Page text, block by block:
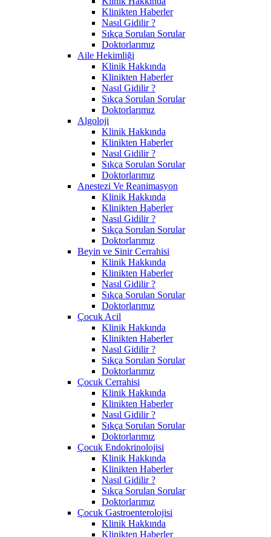
Klinikten Haberler
Nasıl Gidilir ?
Sıkça Sorulan Sorular
Doktorlarımız
Aile Hekimliği
Klinik Hakkında
Klinikten Haberler
Nasıl Gidilir ?
Sıkça Sorulan Sorular
Doktorlarımız
Algoloji
Klinik Hakkında
Klinikten Haberler
Nasıl Gidilir ?
Sıkça Sorulan Sorular
Doktorlarımız
Anestezi Ve Reanimasyon
Klinik Hakkında
Klinikten Haberler
Nasıl Gidilir ?
Sıkça Sorulan Sorular
Doktorlarımız
Beyin ve Sinir Cerrahisi
Klinik Hakkında
Klinikten Haberler
Nasıl Gidilir ?
Sıkça Sorulan Sorular
Doktorlarımız
Çocuk Acil
Klinik Hakkında
Klinikten Haberler
Nasıl Gidilir ?
Sıkça Sorulan Sorular
Doktorlarımız
Çocuk Cerrahisi
Klinik Hakkında
Klinikten Haberler
Nasıl Gidilir ?
Sıkça Sorulan Sorular
Doktorlarımız
Çocuk Endokrinolojisi
Klinik Hakkında
Klinikten Haberler
Nasıl Gidilir ?
Sıkça Sorulan Sorular
Doktorlarımız
Çocuk Gastroenterolojisi
Klinik Hakkında
Klinikten Haberler